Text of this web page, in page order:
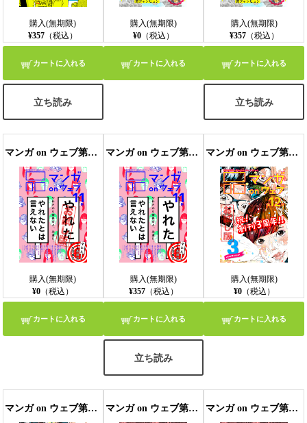
購入(無期限)
¥357 （税込）
カートに入れる
立ち読み
購入(無期限)
¥0（税込）
カートに入れる
購入(無期限)
¥357（税込）
カートに入れる
立ち読み
マンガ on ウェブ第11号 無料お試し版
購入(無期限)
¥0 （税込）
カートに入れる
マンガ on ウェブ第11号
購入(無期限)
¥357（税込）
カートに入れる
立ち読み
マンガ on ウェブ第12号 無料お試し版
購入(無期限)
¥0（税込）
カートに入れる
マンガ on ウェブ第12号 マンガ on ウェブ第13号 無料お試し版 マンガ on ウェブ第13号